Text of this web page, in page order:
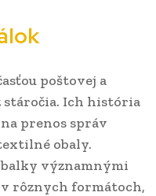
poštovej a
stáročia. Ich história
prenos správ
obaly.
významnými
v rôznych formátoch,